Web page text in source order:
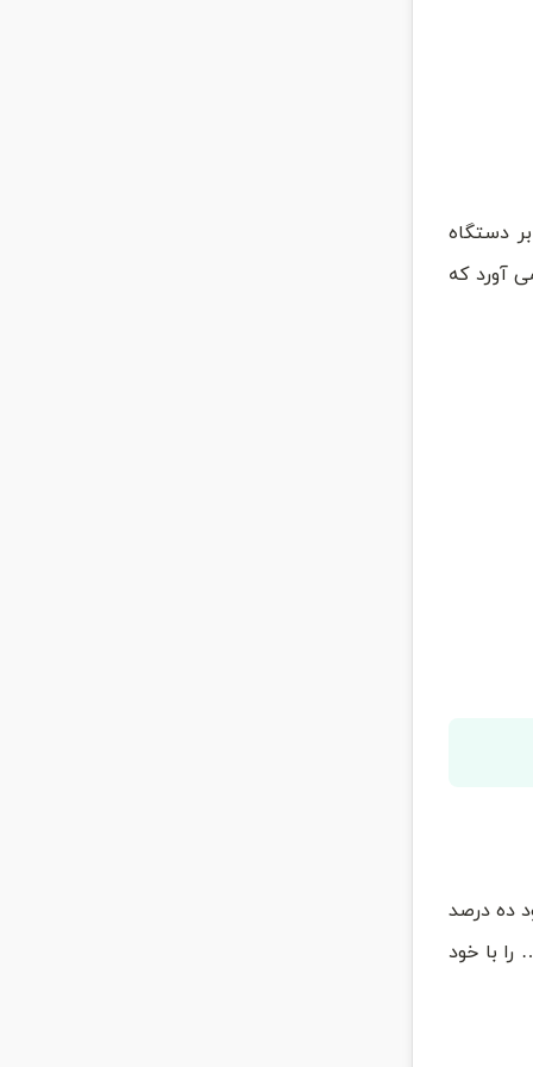
دستگاه
آورد که
ده درصد
را با خود